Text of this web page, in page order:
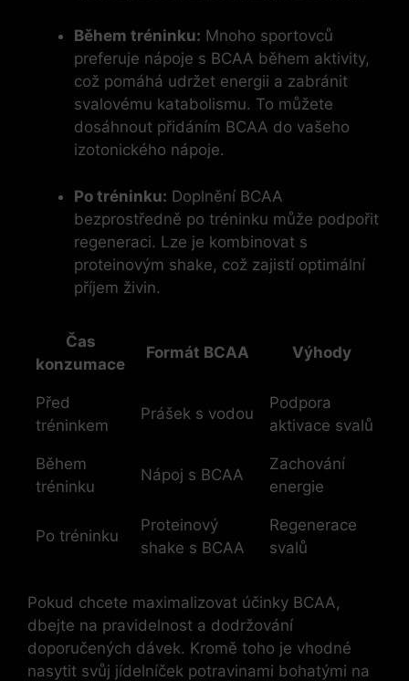
Během tréninku: Mnoho sportovců
preferuje nápoje s BCAA během aktivity,
což pomáhá udržet energii a zabránit
svalovému katabolismu. To můžete
dosáhnout přidáním BCAA do vašeho
izotonického nápoje.
Po tréninku: Doplnění BCAA
bezprostředně po tréninku může podpořit
regeneraci. Lze je kombinovat s
proteinovým shake, což zajistí optimální
příjem živin.
Čas
konzumace
Formát BCAA Výhody
Před
tréninkem
Prášek s vodou
Podpora
aktivace svalů
Během
tréninku
Nápoj s BCAA
Zachování
energie
Po tréninku
Proteinový
shake s BCAA
Regenerace
svalů
Pokud chcete maximalizovat účinky BCAA,
dbejte na pravidelnost a dodržování
doporučených dávek. Kromě toho je vhodné
nasytit svůj jídelníček potravinami bohatými na